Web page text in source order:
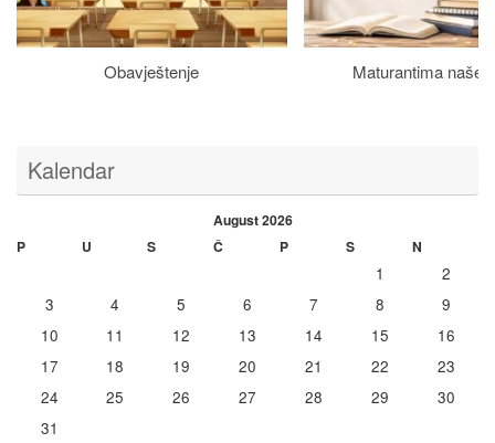
Obavještenje Maturantima naše
Kalendar
August 2026
P
U S Č P S N
1
2
3
4 5 6 7 8
9
10
11 12 13 14 15
16
17
18 19 20 21 22
23
24
25 26 27 28 29
30
31